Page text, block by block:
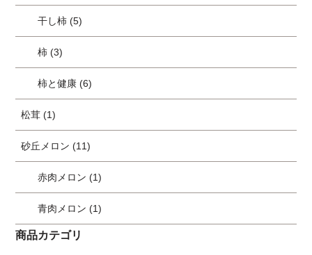
干し柿 (5)
柿 (3)
柿と健康 (6)
松茸 (1)
砂丘メロン (11)
赤肉メロン (1)
青肉メロン (1)
商品カテゴリ